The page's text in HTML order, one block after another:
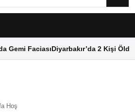
Gemi FaciasıDiyarbakır’da 2 Kişi Öldü
Hoş